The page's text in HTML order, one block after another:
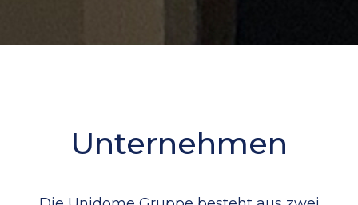
Unternehmen